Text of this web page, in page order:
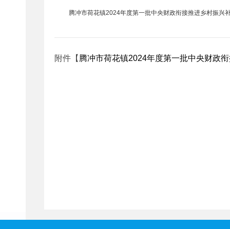
腾冲市荷花镇2024年度第一批中央财政衔接推进乡村振兴
附件【 腾冲市荷花镇2024年度第一批中央财政